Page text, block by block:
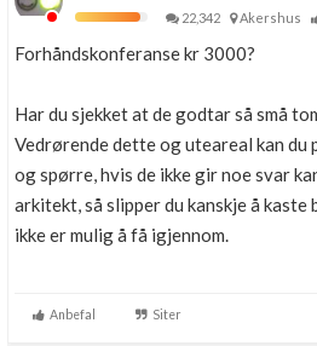
22,342
Akershus
Forhåndskonferanse kr 3000?
Har du sjekket at de godtar så små
Vedrørende dette og uteareal kan du
og spørre, hvis de ikke gir noe svar
arkitekt, så slipper du kanskje å
ikke er mulig å få igjennom.
Anbefal Siter